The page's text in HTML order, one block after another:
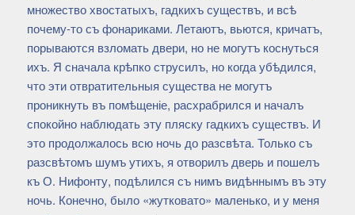
множество хвостатыхъ, гадкихъ существъ, и всѣ
почему-то съ фонариками. Летаютъ, вьются, кричатъ,
порываются взломать двери, но не могутъ коснуться
ихъ. Я сначала крѣпко струсилъ, но когда убѣдился,
что эти отвратительныя существа не могутъ
проникнуть въ помѣщеніе, расхрабрился и началъ
спокойно наблюдать эту пляску гадкихъ существъ. И
это продолжалось всю ночь до разсвѣта. Только съ
разсвѣтомъ шумъ утихъ, я отворилъ дверь и пошелъ
къ О. Нифонту, подѣлился съ нимъ видѣннымъ въ эту
ночь. Конечно, было «жутковато» маленько, и у меня